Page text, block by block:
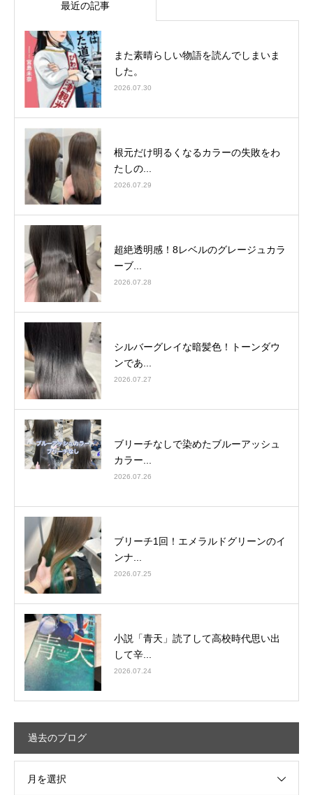
最近の記事
また素晴らしい物語を読んでしまいま
した。
2026.07.30
根元だけ明るくなるカラーの失敗をわ
たしの...
2026.07.29
超絶透明感！8レベルのグレージュカラ
ーブ...
2026.07.28
シルバーグレイな暗髪色！トーンダウ
ンであ...
2026.07.27
ブリーチなしで染めたブルーアッシュ
カラー...
2026.07.26
ブリーチ1回！エメラルドグリーンのイ
ンナ...
2026.07.25
小説「青天」読了して高校時代思い出
して辛...
2026.07.24
過去のブログ
月を選択